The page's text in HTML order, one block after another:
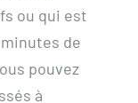
ou qui est
de
pouvez
à